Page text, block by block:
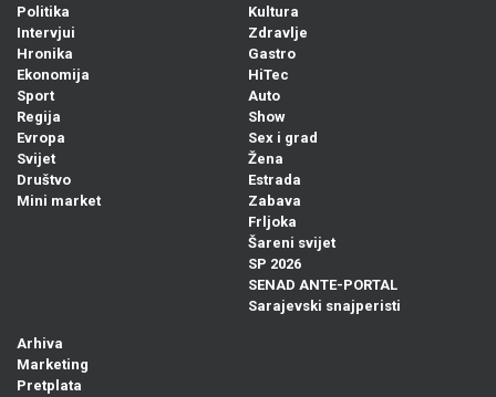
Politika
Intervjui
Hronika
Ekonomija
Sport
Regija
Evropa
Svijet
Društvo
Mini market
Kultura
Zdravlje
Gastro
HiTec
Auto
Show
Sex i grad
Žena
Estrada
Zabava
Frljoka
Šareni svijet
SP 2026
SENAD ANTE-PORTAL
Sarajevski snajperisti
Arhiva
Marketing
Pretplata